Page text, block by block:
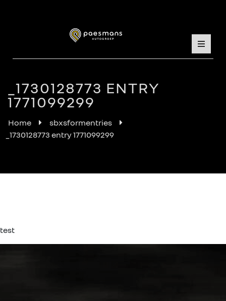
_1730128773 ENTRY
1771099299
Home
sbxsformentries
_1730128773 entry 1771099299
test